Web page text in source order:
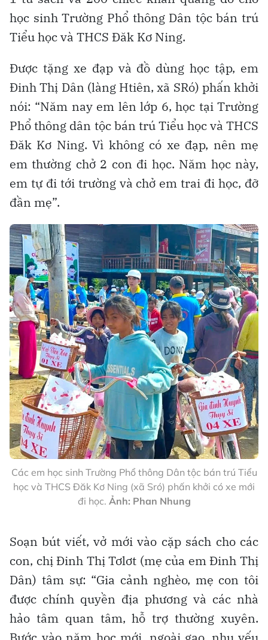
học sinh Trường Phổ thông Dân tộc bán trú
Tiểu học và THCS Đăk Kơ Ning.
Được tặng xe đạp và đồ dùng học tập, em
Đinh Thị Dân (làng Htiên, xã SRó) phấn khởi
nói: “Năm nay em lên lớp 6, học tại Trường
Phổ thông dân tộc bán trú Tiểu học và THCS
Đăk Kơ Ning. Vì không có xe đạp, nên mẹ
em thường chở 2 con đi học. Năm học này,
em tự đi tới trường và chở em trai đi học, đỡ
đần mẹ”.
Các em học sinh Trường Phổ thông Dân tộc bán trú Tiểu
học và THCS Đăk Kơ Ning (xã Sró) phấn khởi có xe mới
đi học. Ảnh: Phan Nhung
Soạn bút viết, vở mới vào cặp sách cho các
con, chị Đinh Thị Tơlơt (mẹ của em Đinh Thị
Dân) tâm sự: “Gia cảnh nghèo, mẹ con tôi
được chính quyền địa phương và các nhà
hảo tâm quan tâm, hỗ trợ thường xuyên.